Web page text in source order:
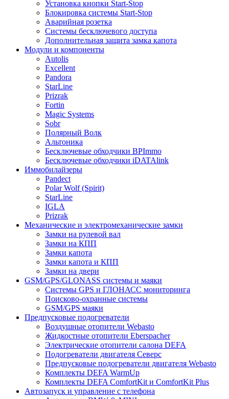
Установка кнопки Start-Stop
Блокировка системы Start-Stop
Аварийная розетка
Системы бесключевого доступа
Дополнительная защита замка капота
Модули и компоненты
Autolis
Excellent
Pandora
StarLine
Prizrak
Fortin
Magic Systems
Sobr
Полярный Волк
Альтоника
Бесключевые обходчики BPImmo
Бесключевые обходчики iDATAlink
Иммобилайзеры
Pandect
Polar Wolf (Spirit)
StarLine
IGLA
Prizrak
Механические и электромеханические замки
Замки на рулевой вал
Замки на КПП
Замки капота
Замки капота и КПП
Замки на двери
GSM/GPS/GLONASS системы и маяки
Системы GPS и ГЛОНАСС мониторинга
Поисково-охранные системы
GSM/GPS маяки
Предпусковые подогреватели
Воздушные отопители Webasto
Жидкостные отопители Eberspacher
Электрические отопители салона DEFA
Подогреватели двигателя Северс
Предпусковые подогреватели двигателя Webasto
Комплекты DEFA WarmUp
Комплекты DEFA ComfortKit и ComfortKit Plus
Автозапуск и управление с телефона